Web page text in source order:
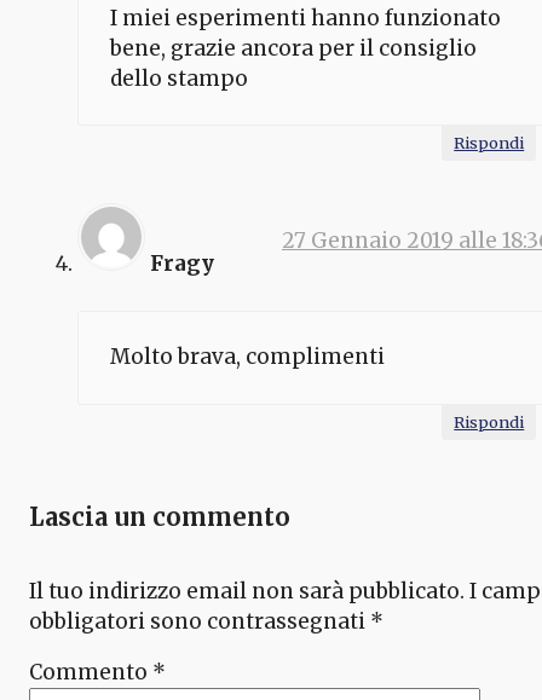
I miei esperimenti hanno funzionato
bene, grazie ancora per il consiglio
dello stampo
Rispondi
Fragy
27 Gennaio 2019 alle
Molto brava, complimenti
Rispondi
Lascia un commento
Il tuo indirizzo email non sarà pubblicato. I
obbligatori sono contrassegnati *
Commento *